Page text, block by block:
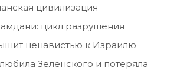
цивилизация
цикл разрушения
ненавистью к Израилю
Зеленского и потеряла